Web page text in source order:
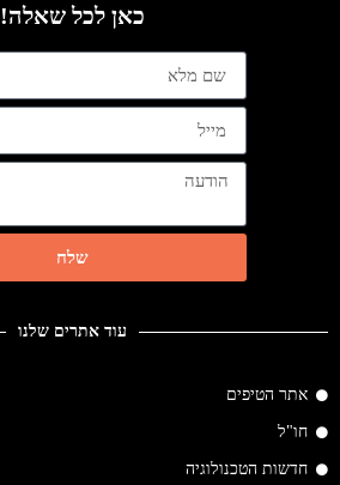
עוד אתרים שלנו
אתר הטיפים
חו"ל
חדשות הטכנולוגיה
כאן לכל שאלה!
שלח